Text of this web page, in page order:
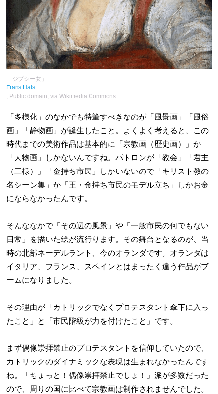
「ジプシー女」
Frans Hals
, Public domain, via Wikimedia Commons
「多様化」のなかでも特筆すべきなのが「風景画」「風俗
画」「静物画」が誕生したこと。よくよく考えると、この
時代までの美術作品は基本的に「宗教画（歴史画）」か
「人物画」しかないんですね。パトロンが「教会」「君主
（王様）」「金持ち市民」しかいないので「キリスト教の
名シーン集」か「王・金持ち市民のモデル立ち」しかお金
にならなかったんです。
そんななかで「その辺の風景」や「一般市民の何でもない
日常」を描いた絵が流行ります。その舞台となるのが、当
時の北部ネーデルラント、今のオランダです。オランダは
イタリア、フランス、スペインとはまったく違う作品がブ
ームになりました。
その理由が「カトリックでなくプロテスタント傘下に入っ
たこと」と「市民階級が力を付けたこと」です。
まず偶像崇拝禁止のプロテスタントを信仰していたので、
カトリックのダイナミックな表現は生まれなかったんです
ね。「ちょっと！偶像崇拝禁止でしょ！」派が多数だった
ので、周りの国に比べて宗教画は制作されませんでした。